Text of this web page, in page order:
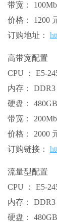
带宽：
价格： 1200
订购地址：
高带宽配置
CPU ： E5-
内存： DDR3
硬盘：
带宽：
价格： 2000
订购链接：
流量型配置
CPU ： E5-
内存： DDR3
硬盘：